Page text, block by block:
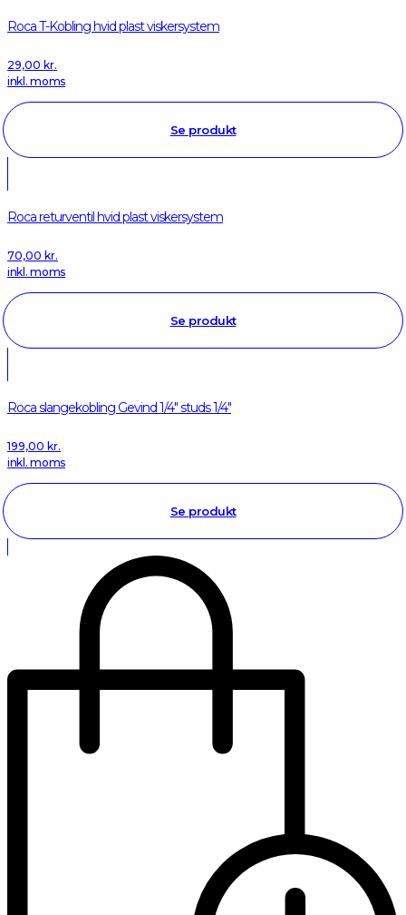
Roca T-Kobling hvid plast viskersystem
29,00 kr.
inkl. moms
Se produkt
Roca returventil hvid plast viskersystem
70,00 kr.
inkl. moms
Se produkt
Roca slangekobling Gevind 1/4" studs 1/4"
199,00 kr.
inkl. moms
Se produkt